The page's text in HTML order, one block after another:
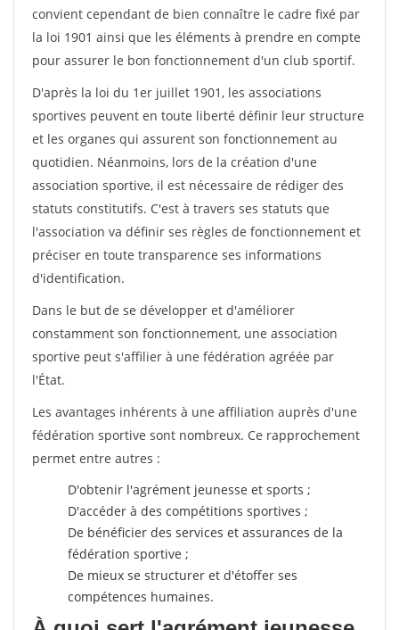
convient cependant de bien connaître le cadre fixé par
la loi 1901 ainsi que les éléments à prendre en compte
pour assurer le bon fonctionnement d'un club sportif.
D'après la loi du 1er juillet 1901, les associations
sportives peuvent en toute liberté définir leur structure
et les organes qui assurent son fonctionnement au
quotidien. Néanmoins, lors de la création d'une
association sportive, il est nécessaire de rédiger des
statuts constitutifs. C'est à travers ses statuts que
l'association va définir ses règles de fonctionnement et
préciser en toute transparence ses informations
d'identification.
Dans le but de se développer et d'améliorer
constamment son fonctionnement, une association
sportive peut s'affilier à une fédération agréée par
l'État.
Les avantages inhérents à une affiliation auprès d'une
fédération sportive sont nombreux. Ce rapprochement
permet entre autres :
D'obtenir l'agrément jeunesse et sports ;
D'accéder à des compétitions sportives ;
De bénéficier des services et assurances de la
fédération sportive ;
De mieux se structurer et d'étoffer ses
compétences humaines.